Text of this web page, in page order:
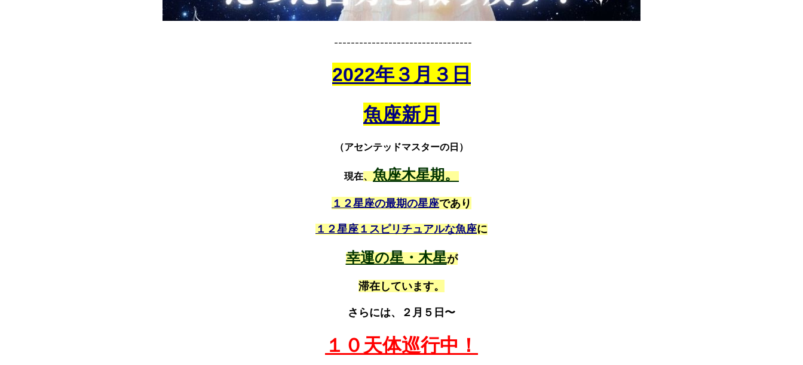
---------------------------------
2022年３月３日
魚座新月
（アセンテッドマスターの日）
現在、 魚座木星期。
１２星座の最期の星座であり
１２星座１スピリチュアルな魚座に
幸運の星・木星が
滞在しています。
さらには、２月５日〜
１０天体巡行中！